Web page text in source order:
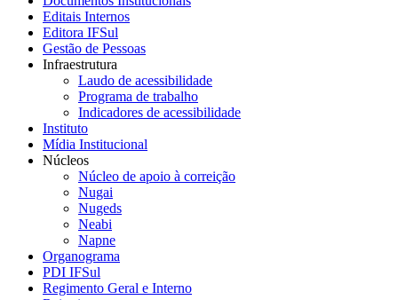
Editais Internos
Editora IFSul
Gestão de Pessoas
Infraestrutura
Laudo de acessibilidade
Programa de trabalho
Indicadores de acessibilidade
Instituto
Mídia Institucional
Núcleos
Núcleo de apoio à correição
Nugai
Nugeds
Neabi
Napne
Organograma
PDI IFSul
Regimento Geral e Interno